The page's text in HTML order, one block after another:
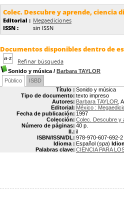
Colec. Descubre y aprende, ciencia
Editorial : Megaediciones
ISSN :
sin ISSN
Documentos disponibles dentro de
Refinar búsqueda
Sonido y música / Barbara TAYLOR
Público
ISBD
Título : Sonido y música
Tipo de documento: texto impreso
Autores: Barbara TAYLOR ,
Editorial: México :
Fecha de publicación: 1997
Colección: Colec. Descubre y
Número de páginas: 40 p.
Il.: il
ISBN/ISSN/DL: 978-970-607-692-2
Idioma : Español (spa)
Palabras clave: CIENCIA PARA